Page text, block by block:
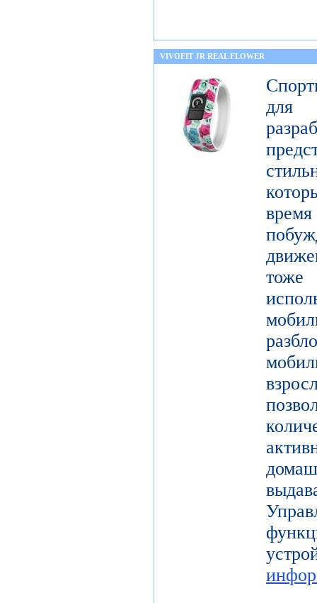
VIVOFIT JR REAL FLOWER
для
тоже